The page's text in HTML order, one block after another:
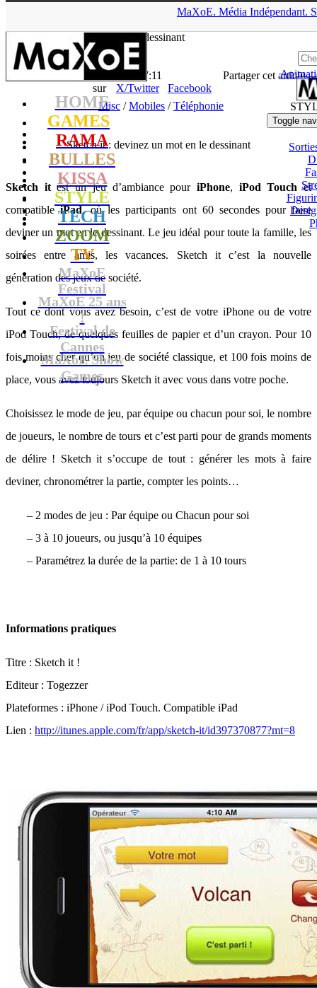
MaXoE. Média Indépendant.
HOME
GAMES
RAMA
BULLES
KISSA
STYLE
TECH
ZOOM
TV
MaXoE
Festival
MaXoE 25 ans
!
Festival de
Cannes
MaXoE Show
Games
Toggle
le dessinant
- 30.12.10, 17:11
Partager cet article
sur
X/Twitter
Facebook
Misc /Mobiles /Téléphonie
Sketch it : devinez un mot en le dessinant
Sketch itest un jeu d’ambiance pour iPhone, iPod Touch et
compatibleiPad, où les participants ont 60 secondes pour faire
deviner un mot en le dessinant. Le jeu idéal pour toute la famille, les
soirées entre amis, les vacances. Sketch it c’est la nouvelle
génération des jeux de société.
Tout ce dont vous avez besoin, c’est de votre iPhone ou de votre
iPod Touch, de quelques feuilles de papier et d’un crayon. Pour 10
fois moins cher qu’un jeu de société classique, et 100 fois moins de
place, vous avez toujours Sketch it avec vous dans votre poche.
Choisissez le mode de jeu, par équipe ou chacun pour soi, le nombre
de joueurs, le nombre de tours et c’est parti pour de grands moments
de délire ! Sketch it s’occupe de tout : générer les mots à faire
deviner, chronométrer la partie, compter les points…
– 2 modes de jeu : Par équipe ou Chacun pour soi
– 3 à 10 joueurs, ou jusqu’à 10 équipes
– Paramétrez la durée de la partie: de 1 à 10 tours
Informations pratiques
Titre : Sketch it !
Editeur : Togezzer
Plateformes : iPhone / iPod Touch. Compatible iPad
Lien : http://itunes.apple.com/fr/app/sketch‐it/id397370877?mt=8